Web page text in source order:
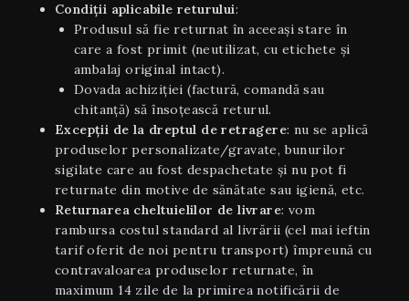
Condiţii aplicabile returului:
Produsul să fie returnat în aceeaşi stare în
care a fost primit (neutilizat, cu etichete și
ambalaj original intact).
Dovada achiziției (factură, comandă sau
chitanță) să însoțească returul.
Excepții de la dreptul de retragere: nu se aplică
produselor personalizate/gravate, bunurilor
sigilate care au fost despachetate și nu pot fi
returnate din motive de sănătate sau igienă, etc.
Returnarea cheltuielilor de livrare: vom
rambursa costul standard al livrării (cel mai ieftin
tarif oferit de noi pentru transport) împreună cu
contravaloarea produselor returnate, în
maximum 14 zile de la primirea notificării de